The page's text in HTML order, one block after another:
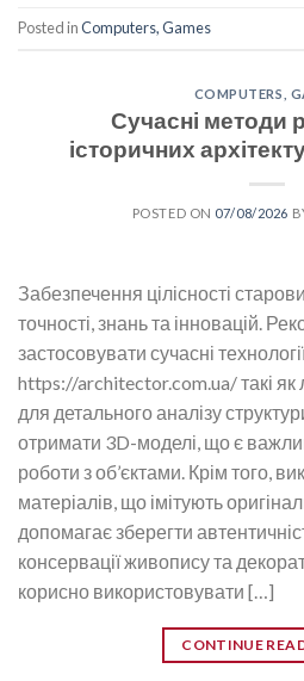
Posted inComputers, Games
COMPUTERS,
Сучасні методи
історичних
POSTED ON 07/08/2026
Забезпечення цілісності
точності, знань та інновацій.
застосовувати сучасні
https://architector.com.ua/ такі як
для детального аналізу
отримати 3D-моделі, що є
роботи з об’єктами. Крім того,
матеріалів, що імітують
допомагає зберегти
консервації живопису та
корисно використовувати […]
CONTINUE